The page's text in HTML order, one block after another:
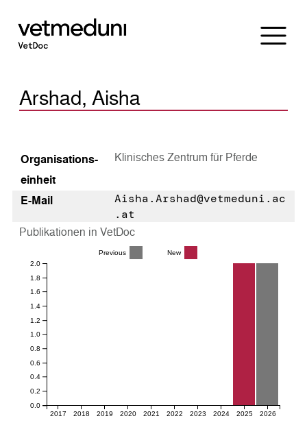
Arshad, Aisha
Organisations­
einheit
Klinisches Zentrum für Pferde
E-Mail
Aisha.Arshad@vetmeduni.ac
.at
Publikationen in VetDoc
2017 2018 2019 2020 2021 2022 2023 2024 2025 2026
0.0
0.2
0.4
0.6
0.8
1.0
1.2
1.4
1.6
1.8
2.0
Previous New